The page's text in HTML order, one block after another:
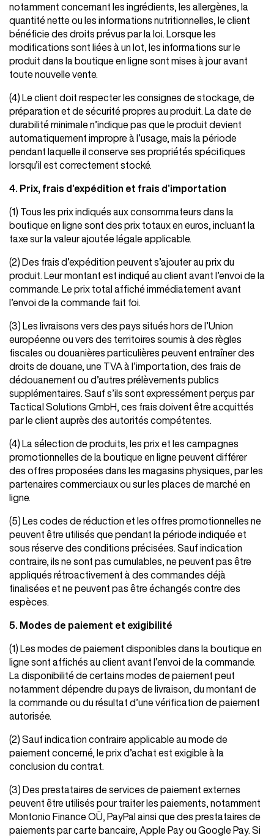
notamment concernant les ingrédients, les allergènes, la
quantité nette ou les informations nutritionnelles, le client
bénéficie des droits prévus par la loi. Lorsque les
modifications sont liées à un lot, les informations sur le
produit dans la boutique en ligne sont mises à jour avant
toute nouvelle vente.
(4) Le client doit respecter les consignes de stockage, de
préparation et de sécurité propres au produit. La date de
durabilité minimale n’indique pas que le produit devient
automatiquement impropre à l’usage, mais la période
pendant laquelle il conserve ses propriétés spécifiques
lorsqu’il est correctement stocké.
4. Prix, frais d’expédition et frais d’importation
(1) Tous les prix indiqués aux consommateurs dans la
boutique en ligne sont des prix totaux en euros, incluant la
taxe sur la valeur ajoutée légale applicable.
(2) Des frais d’expédition peuvent s’ajouter au prix du
produit. Leur montant est indiqué au client avant l’envoi de la
commande. Le prix total affiché immédiatement avant
l’envoi de la commande fait foi.
(3) Les livraisons vers des pays situés hors de l’Union
européenne ou vers des territoires soumis à des règles
fiscales ou douanières particulières peuvent entraîner des
droits de douane, une TVA à l’importation, des frais de
dédouanement ou d’autres prélèvements publics
supplémentaires. Sauf s’ils sont expressément perçus par
Tactical Solutions GmbH, ces frais doivent être acquittés
par le client auprès des autorités compétentes.
(4) La sélection de produits, les prix et les campagnes
promotionnelles de la boutique en ligne peuvent différer
des offres proposées dans les magasins physiques, par les
partenaires commerciaux ou sur les places de marché en
ligne.
(5) Les codes de réduction et les offres promotionnelles ne
peuvent être utilisés que pendant la période indiquée et
sous réserve des conditions précisées. Sauf indication
contraire, ils ne sont pas cumulables, ne peuvent pas être
appliqués rétroactivement à des commandes déjà
finalisées et ne peuvent pas être échangés contre des
espèces.
5. Modes de paiement et exigibilité
(1) Les modes de paiement disponibles dans la boutique en
ligne sont affichés au client avant l’envoi de la commande.
La disponibilité de certains modes de paiement peut
notamment dépendre du pays de livraison, du montant de
la commande ou du résultat d’une vérification de paiement
autorisée.
(2) Sauf indication contraire applicable au mode de
paiement concerné, le prix d’achat est exigible à la
conclusion du contrat.
(3) Des prestataires de services de paiement externes
peuvent être utilisés pour traiter les paiements, notamment
Montonio Finance OÜ, PayPal ainsi que des prestataires de
paiements par carte bancaire, Apple Pay ou Google Pay. Si